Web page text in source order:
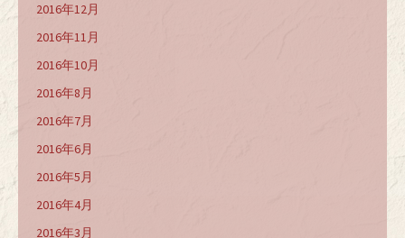
2016年12月
2016年11月
2016年10月
2016年8月
2016年7月
2016年6月
2016年5月
2016年4月
2016年3月